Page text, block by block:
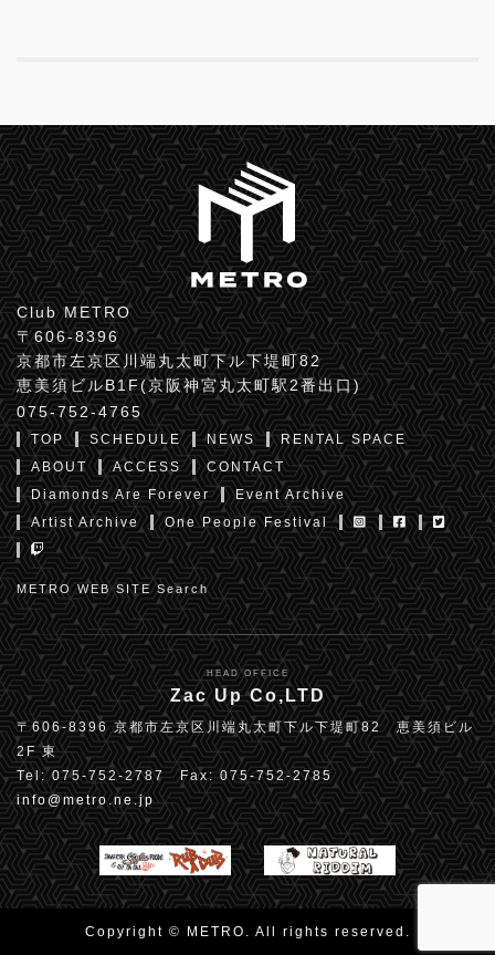
Club METRO
〒606-8396
京都市左京区川端丸太町下ル下堤町82
恵美須ビルB1F(京阪神宮丸太町駅2番出口)
075-752-4765
TOP SCHEDULE NEWS
RENTAL SPACE
ABOUT
ACCESS
CONTACT
Diamonds Are Forever
Event Archive
Artist Archive
One People Festival
METRO WEB SITE Search
HEAD OFFICE
Zac Up Co,LTD
〒606-8396 京都市左京区川端丸太町下ル下堤町82 恵美須ビル
2F 東
Tel: 075-752-2787 Fax: 075-752-2785
info@metro.ne.jp
Copyright © METRO. All rights reserved.